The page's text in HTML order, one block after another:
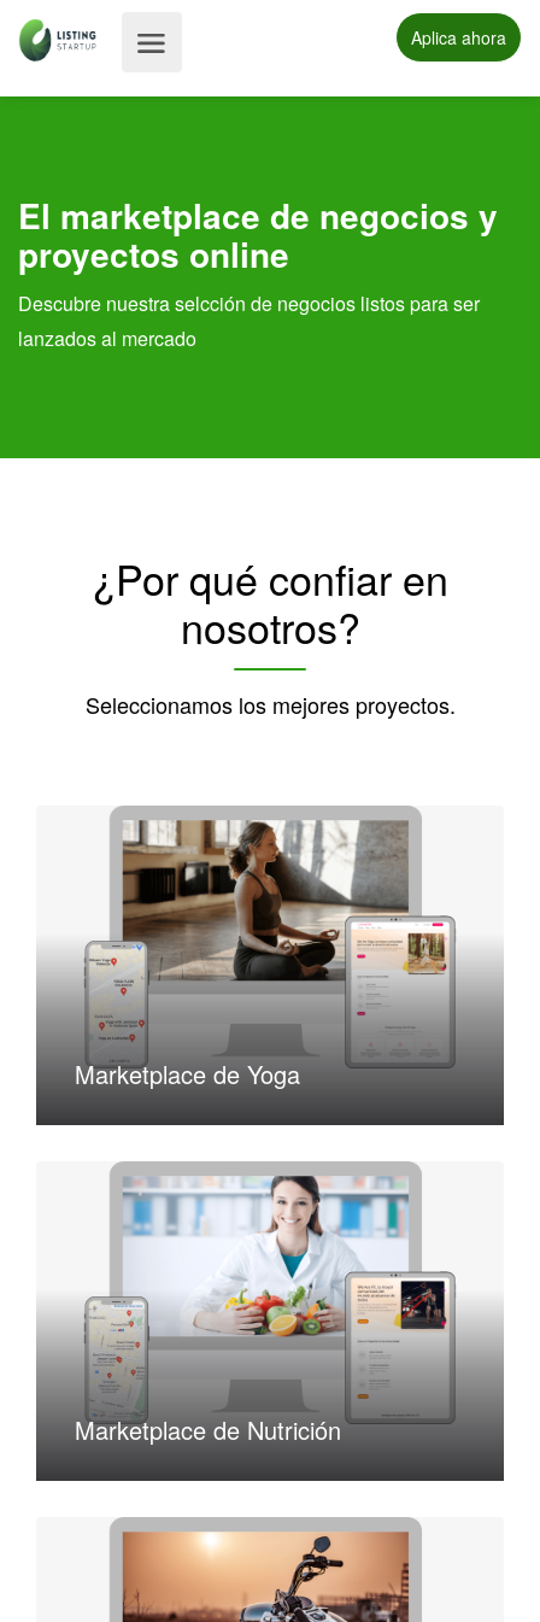
Aplica ahora
El marketplace de negocios y
proyectos online
Descubre nuestra selcción de negocios listos para ser
lanzados al mercado
¿Por qué confiar en
nosotros?
Seleccionamos los mejores proyectos.
Marketplace de Yoga
Marketplace de Nutrición